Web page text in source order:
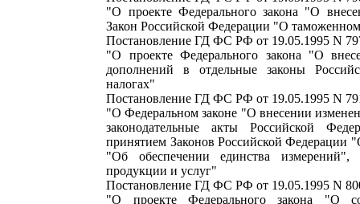
"О проекте Федерального закона "О
Закон Российской Федерации "О
Постановление ГД ФС РФ от 19.05.1995 N
"О проекте Федерального закона "О
дополнений в отдельные законы
налогах"
Постановление ГД ФС РФ от 19.05.1995 N
"О Федеральном законе "О внесении
законодательные акты Российской
принятием Законов Российской Федерации
"Об обеспечении единства
продукции и услуг"
Постановление ГД ФС РФ от 19.05.1995 N
"О проекте Федерального закона "О